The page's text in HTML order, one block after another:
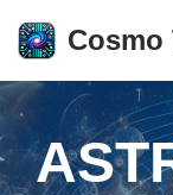
Aller
au
contenu
Cosmo